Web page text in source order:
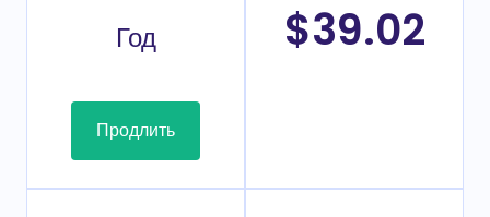
Год
Продлить
$39.02